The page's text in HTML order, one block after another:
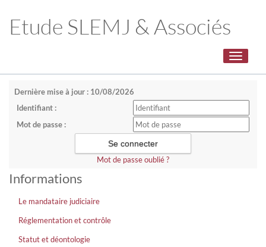
Etude SLEMJ & Associés
Toggle
Dernière mise à jour : 10/08/2026
Identifiant :
Mot de passe :
Mot de passe oublié ?
Informations
Le mandataire judiciaire
Réglementation et contrôle
Statut et déontologie